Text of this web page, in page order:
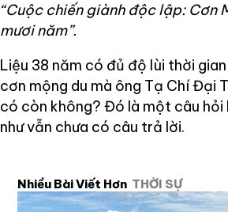
“Cuộc chiến giành độc lập: Cơn
mươi năm”.
Liệu 38 năm có đủ độ lùi thời
cơn mộng du mà ông Tạ Chí Đại
có còn không? Đó là một câu hỏi
như vẫn chưa có câu trả lời.
Nhiều Bài Viết Hơn THỜI SỰ